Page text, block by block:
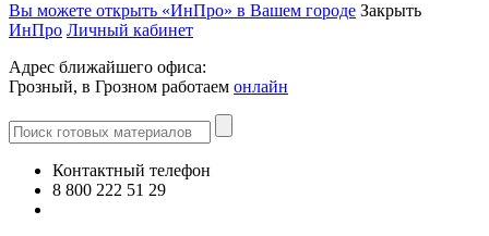
Вы можете открыть «ИнПро» в Вашем городе Закрыть
ИнПро Личный кабинет
Адрес ближайшего офиса:
Грозный, в Грозном работаем онлайн
Контактный телефон
8 800 222 51 29